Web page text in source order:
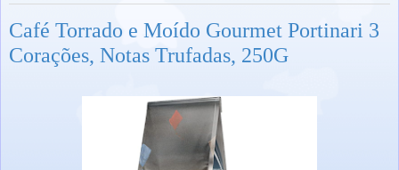
Café Torrado e Moído Gourmet Portinari 3
Corações, Notas Trufadas, 250G